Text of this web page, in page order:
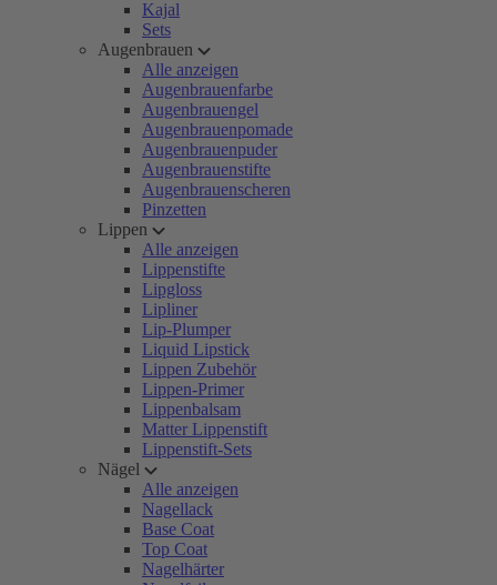
Kajal
Sets
Augenbrauen
Alle anzeigen
Augenbrauenfarbe
Augenbrauengel
Augenbrauenpomade
Augenbrauenpuder
Augenbrauenstifte
Augenbrauenscheren
Pinzetten
Lippen
Alle anzeigen
Lippenstifte
Lipgloss
Lipliner
Lip-Plumper
Liquid Lipstick
Lippen Zubehör
Lippen-Primer
Lippenbalsam
Matter Lippenstift
Lippenstift-Sets
Nägel
Alle anzeigen
Nagellack
Base Coat
Top Coat
Nagelhärter